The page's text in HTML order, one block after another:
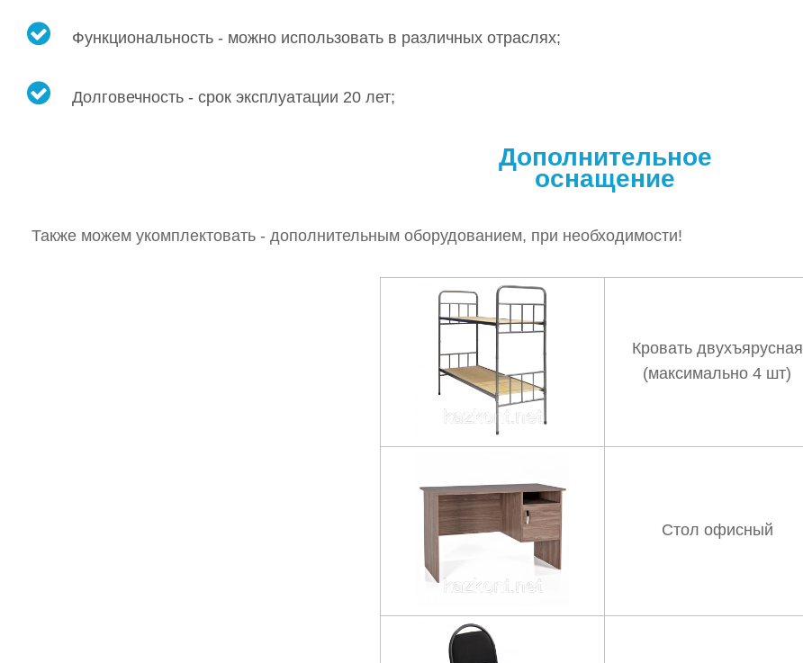
Функциональность - можно использовать в различных отраслях;
Долговечность - срок эксплуатации 20 лет;
Дополнительное
оснащение
Также можем укомплектовать - дополнительным оборудованием, при необходимости!
Кровать двухъярусная
(максимально 4 шт)
Стол офисный